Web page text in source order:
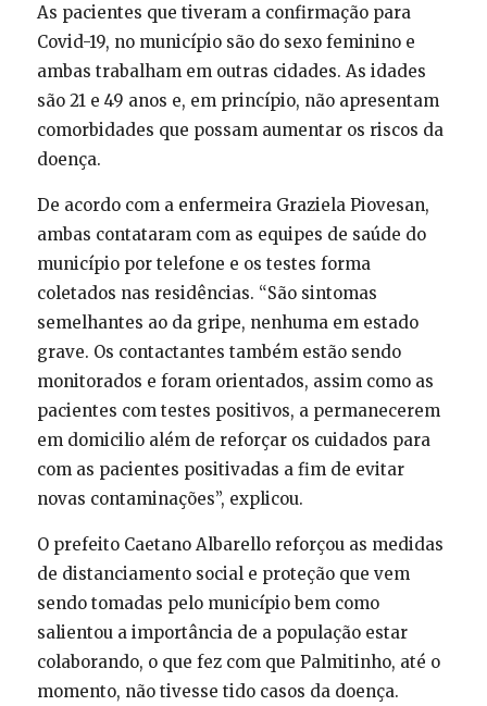
As pacientes que tiveram a confirmação para
Covid-19, no município são do sexo feminino e
ambas trabalham em outras cidades. As idades
são 21 e 49 anos e, em princípio, não apresentam
comorbidades que possam aumentar os riscos da
doença.
De acordo com a enfermeira Graziela Piovesan,
ambas contataram com as equipes de saúde do
município por telefone e os testes forma
coletados nas residências. “São sintomas
semelhantes ao da gripe, nenhuma em estado
grave. Os contactantes também estão sendo
monitorados e foram orientados, assim como as
pacientes com testes positivos, a permanecerem
em domicilio além de reforçar os cuidados para
com as pacientes positivadas a fim de evitar
novas contaminações”, explicou.
O prefeito Caetano Albarello reforçou as medidas
de distanciamento social e proteção que vem
sendo tomadas pelo município bem como
salientou a importância de a população estar
colaborando, o que fez com que Palmitinho, até o
momento, não tivesse tido casos da doença.